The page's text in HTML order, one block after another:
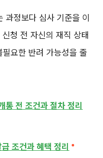
과정보다 심사 기준을 이
청 전 자신의 재직 상태
요한 반려 가능성을 줄
통 전 조건과 절차 정리
조건과 혜택 정리